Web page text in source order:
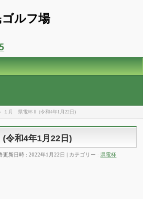
ルフ場
１月 県電杯Ⅱ (令和4年1月22日)
和4年1月22日)
更新日時 : 2022年1月22日 カテゴリー : 県電杯